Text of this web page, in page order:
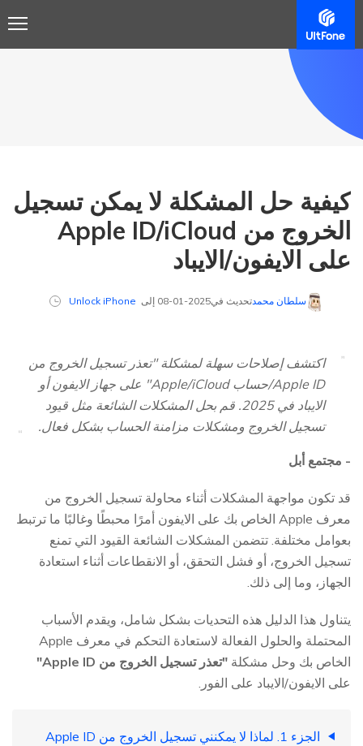
كيفية حل المشكلة لا يمكن تسجيل
الخروج من Apple ID/iCloud
على الايفون/الايباد
سلطان محمدتحديث في2025-01-08 إلى Unlock iPhone
اكتشف إصلاحات سهلة لمشكلة "تعذر تسجيل الخروج من
Apple ID/حساب Apple/iCloud" على جهاز الايفون أو
الايباد في 2025. قم بحل المشكلات الشائعة مثل قيود
تسجيل الخروج ومشكلات مزامنة الحساب بشكل فعال.
- مجتمع أبل
قد تكون مواجهة المشكلات أثناء محاولة تسجيل الخروج من
معرف Apple الخاص بك على الايفون أمرًا محبطًا وغالبًا ما ترتبط
بعوامل مختلفة. تتضمن المشكلات الشائعة القيود التي تمنع
تسجيل الخروج، أو فشل التحقق، أو الانقطاعات أثناء استعادة
الجهاز، وما إلى ذلك.
يتناول هذا الدليل هذه التحديات بشكل شامل، ويقدم الأسباب
المحتملة والحلول الفعالة لاستعادة التحكم في معرف Apple
الخاص بك وحل مشكلة "تعذر تسجيل الخروج من Apple ID"
على الايفون/الايباد على الفور.
الجزء 1. لماذا لا يمكنني تسجيل الخروج من Apple ID